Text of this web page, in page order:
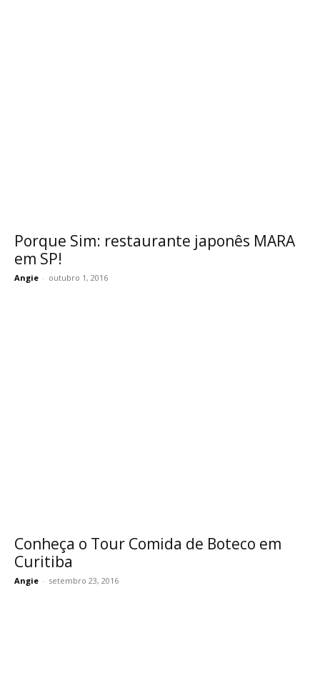
Porque Sim: restaurante japonês MARA
em SP!
Angie - outubro 1, 2016
Conheça o Tour Comida de Boteco em
Curitiba
Angie - setembro 23, 2016